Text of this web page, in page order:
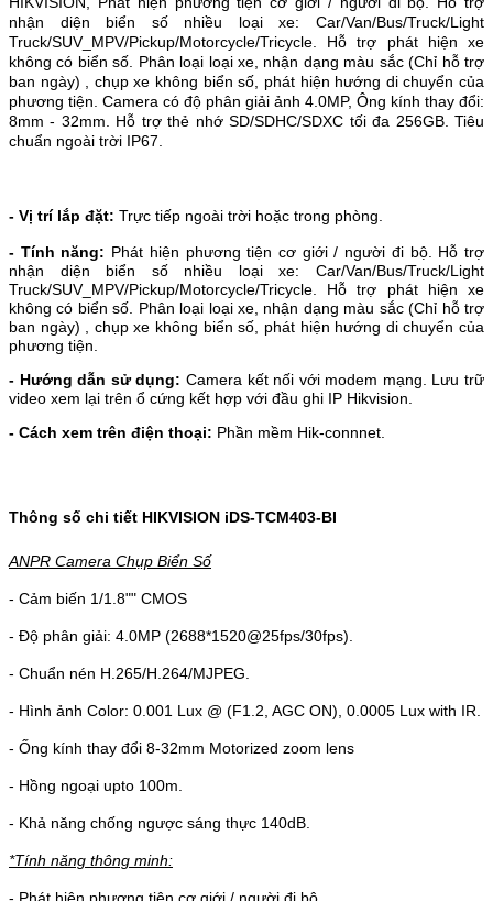
nhận diện biển số nhiều loại xe: Car/Van/Bus/Truck/Light
Truck/SUV_MPV/Pickup/Motorcycle/Tricycle.
Hỗ trợ phát hiện xe
không có biển số. Phân loại loại xe, nhận dạng màu sắc (Chỉ hỗ trợ
ban ngày) , chụp xe không biển số, phát hiện hướng di chuyển của
phương tiện. Camera có độ phân giải ảnh 4.0MP, Ông kính thay đổi:
8mm - 32mm. Hỗ trợ thẻ nhớ SD/SDHC/SDXC tối đa 256GB.Tiêu
chuẩn ngoài trời IP67.
- Vị trí lắp đặt: Trực tiếp ngoài trời hoặc trong phòng.
- Tính năng: Phát hiện phương tiện cơ giới / người đi bộ. Hỗ trợ
nhận diện biển số nhiều loại xe: Car/Van/Bus/Truck/Light
Truck/SUV_MPV/Pickup/Motorcycle/Tricycle.
Hỗ trợ phát hiện xe
không có biển số. Phân loại loại xe, nhận dạng màu sắc (Chỉ hỗ trợ
ban ngày) , chụp xe không biển số, phát hiện hướng di chuyển của
phương tiện.
- Hướng dẫn sử dụng: Camera kết nối với modem mạng. Lưu trữ
video xem lại trên ổ cứng kết hợp với đầu ghi IP Hikvision.
- Cách xem trên điện thoại: Phần mềm Hik-connnet.
Thông số chi tiết HIKVISION iDS-TCM403-BI
ANPR Camera Chụp Biển Số
- Cảm biến 1/1.8"" CMOS
- Độ phân giải: 4. 0MP (2688*1520@25fps/30fps).
- Chuẩn nén H.265/H.264/MJPEG.
- Hình ảnh Color: 0.001 Lux @ (F1.2, AGC ON), 0.0005 Lux with IR.
- Ống kính thay đổi 8-32mm Motorized zoom lens
- Hồng ngoại upto 100m.
- Khả năng chống ngược sáng thực 140dB.
*Tính năng thông minh:
- Phát hiện phương tiện cơ giới / người đi bộ